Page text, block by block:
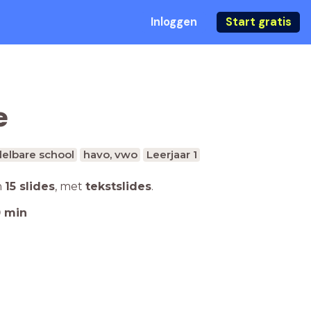
Inloggen Start gratis
school havo, vwo Leerjaar 1
15 slides, met tekstslides.
min